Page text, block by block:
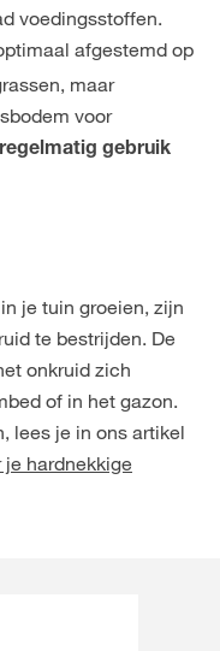
voedingsstoffen.
afgestemd op
maar
voor
gebruik
je tuin groeien, zijn
te bestrijden. De
onkruid zich
of in het gazon.
lees je in ons artikel
hardnekkige